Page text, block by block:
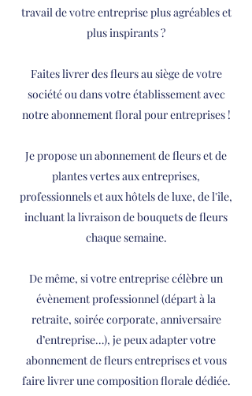
travail de votre entreprise plus agréables et
plus inspirants ?
Faites livrer des fleurs au siège de votre
société ou dans votre établissement avec
notre abonnement floral pour entreprises !
Je propose un abonnement de fleurs et de
plantes vertes aux entreprises,
professionnels et aux hôtels de luxe, de l'île,
incluant la livraison de bouquets de fleurs
chaque semaine.
De même, si votre entreprise célèbre un
évènement professionnel (départ à la
retraite, soirée corporate, anniversaire
d’entreprise…), je peux adapter votre
abonnement de fleurs entreprises et vous
faire livrer une composition florale dédiée.